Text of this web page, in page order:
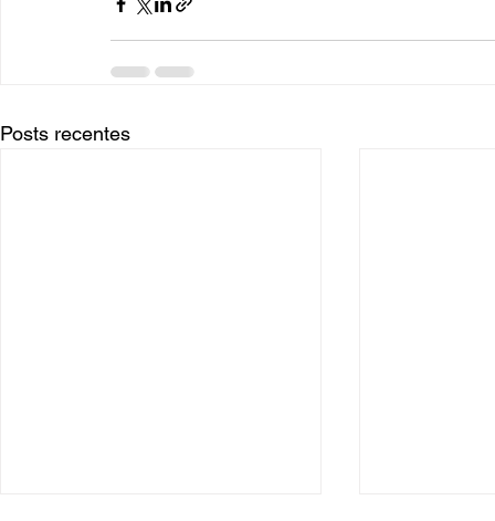
Posts recentes